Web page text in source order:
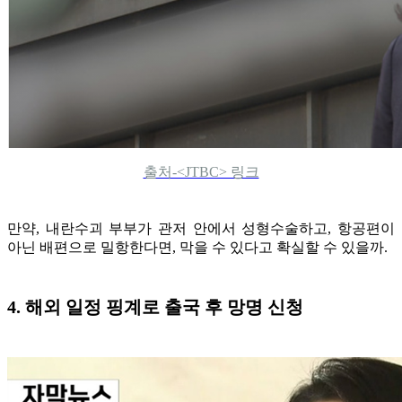
출처-<JTBC> 링크
만약, 내란수괴 부부가 관저 안에서 성형수술하고, 항공편이
아닌 배편으로 밀항한다면, 막을 수 있다고 확실할 수 있을까.
4. 해외 일정 핑계로 출국 후 망명 신청